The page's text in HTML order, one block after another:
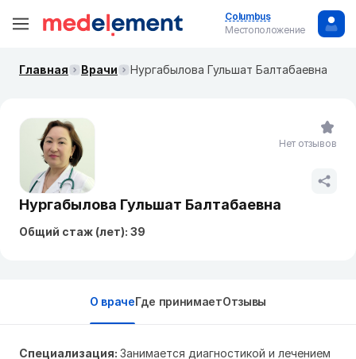
Columbus
Местоположение
Главная Врачи Нургабылова Гульшат Балтабаевна
Нургабылова Гульшат Балтабаевна
Общий стаж (лет): 39
Нет отзывов
О врачеГде принимаетОтзывы
Специализация: Занимается диагностикой и лечением